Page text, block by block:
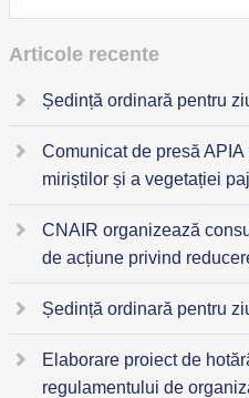
Articole recente
Ședință ordinară pentru
Comunicat de presă
miriștilor și a vegetației
CNAIR organizează
de acțiune privind
Ședință ordinară pentru
Elaborare proiect de
regulamentului de